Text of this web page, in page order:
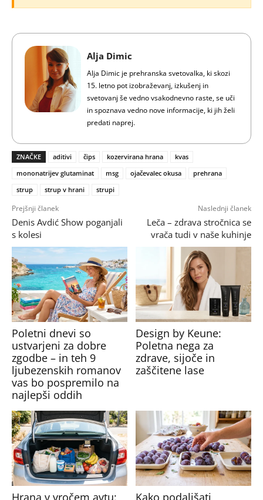
Alja Dimic
Alja Dimic je prehranska svetovalka, ki skozi
15. letno pot izobraževanj, izkušenj in
svetovanj še vedno vsakodnevno raste, se uči
in spoznava vedno nove informacije, ki jih želi
predati naprej.
ZNAČKE aditivi čips kozervirana hrana
kvas
mononatrijev glutaminat
msg ojačevalec okusa
prehrana
strup
strup v hrani strupi
Prejšnji članek
Denis Avdić Show poganjali
s kolesi
Naslednji članek
Leča – zdrava stročnica se
vrača tudi v naše kuhinje
Poletni dnevi so
ustvarjeni za dobre
zgodbe – in teh 9
ljubezenskih romanov
vas bo pospremilo na
najlepši oddih
Design by Keune:
Poletna nega za
zdrave, sijoče in
zaščitene lase